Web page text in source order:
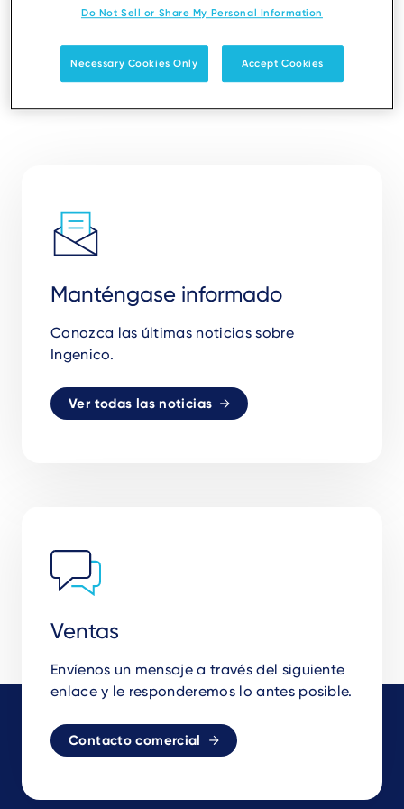
Manténgase informado
Conozca las últimas noticias sobre
Ingenico.
Ver todas las noticias
Ventas
Envíenos un mensaje a través del siguiente
enlace y le responderemos lo antes posible.
Contacto comercial
Do Not Sell or Share My Personal Information
Necessary Cookies Only Accept Cookies